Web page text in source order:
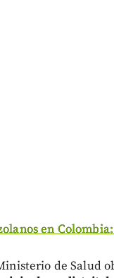
en
de Salud